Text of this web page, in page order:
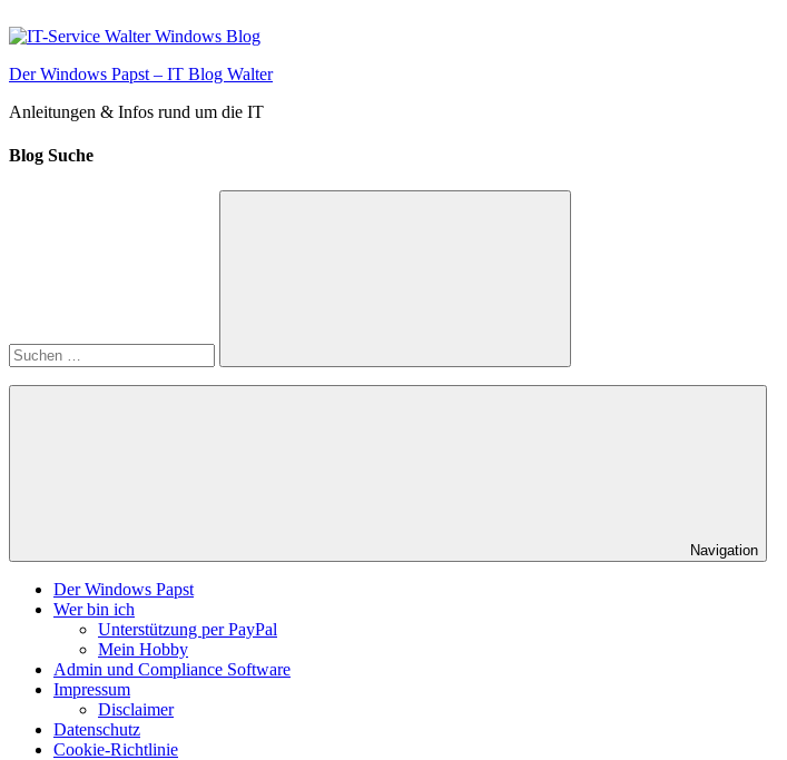
Inhalt
Der Windows Papst – IT Blog Walter
Anleitungen & Infos rund um die IT
Blog Suche
Suchen
Navigation
Der Windows Papst
Wer bin ich
Unterstützung per PayPal
Mein Hobby
Admin und Compliance Software
Impressum
Disclaimer
Datenschutz
Cookie-Richtlinie